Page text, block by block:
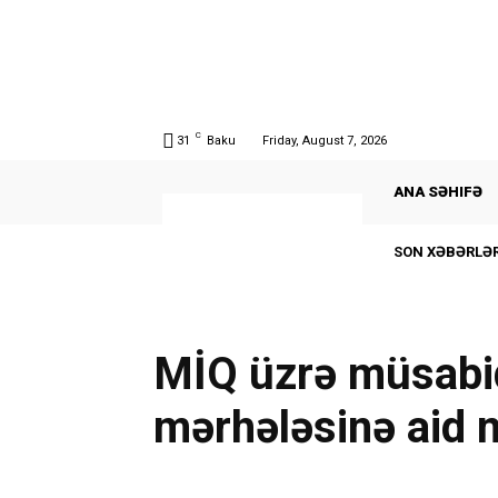
31 C Baku Friday, August 7, 2026
ANA SƏHIFƏ
SON
MİQ üzrə
mərhələsinə aid